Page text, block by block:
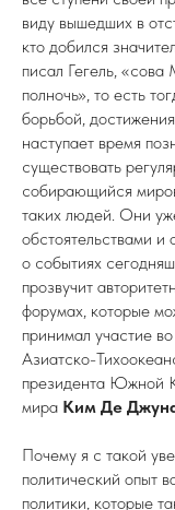
виду вышедших в
кто добился
писал Гегель,
полночь», то есть
борьбой,
наступает время
существовать
собирающийся
таких людей. Они
обстоятельствами и
о событиях
прозвучит
форумах, которые
принимал участие
Азиатско-
президента Южной
мира Ким Де
Почему я с такой
политический опыт
политики, которые